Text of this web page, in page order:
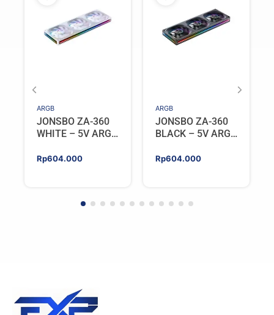
ARGB
JONSBO ZA-360
WHITE – 5V ARGB
Rp604.000
ARGB
JONSBO ZA-360
BLACK – 5V ARGB
Rp604.000